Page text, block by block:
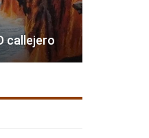
callejero